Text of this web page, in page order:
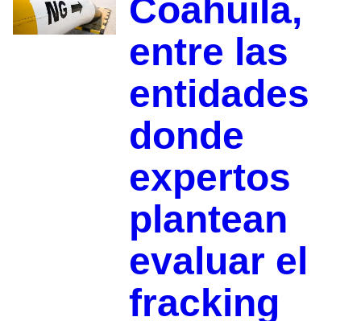
Coahuila,
entre las
entidades
donde
expertos
plantean
evaluar el
fracking